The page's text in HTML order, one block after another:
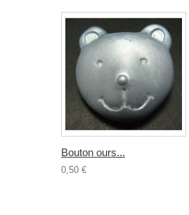
Bouton ours...
0,50 €